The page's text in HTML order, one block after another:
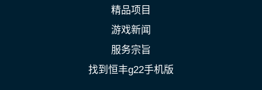
精品项目
游戏新闻
服务宗旨
找到恒丰g22手机版